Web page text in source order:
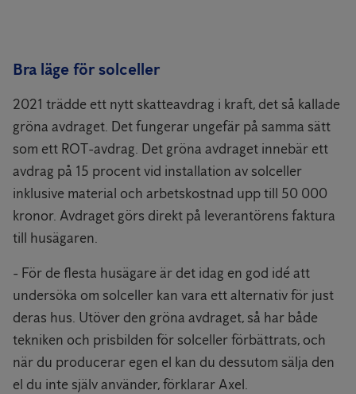
Bra läge för solceller
2021 trädde ett nytt skatteavdrag i kraft, det så kallade
gröna avdraget. Det fungerar ungefär på samma sätt
som ett ROT-avdrag. Det gröna avdraget innebär ett
avdrag på 15 procent vid installation av solceller
inklusive material och arbetskostnad upp till 50 000
kronor. Avdraget görs direkt på leverantörens faktura
till husägaren.
- För de flesta husägare är det idag en god idé att
undersöka om solceller kan vara ett alternativ för just
deras hus. Utöver den gröna avdraget, så har både
tekniken och prisbilden för solceller förbättrats, och
när du producerar egen el kan du dessutom sälja den
el du inte själv använder, förklarar Axel.